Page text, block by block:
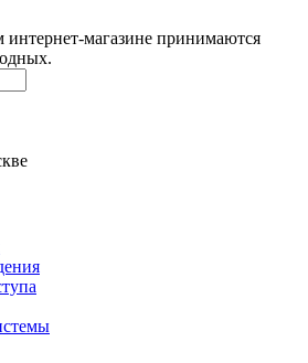
магазине принимаются